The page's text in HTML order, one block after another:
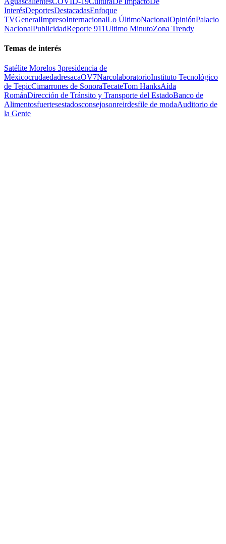
InterésDeportesDestacadasEnfoque
TVGeneralImpresoInternacionalLo ÚltimoNacionalOpiniónPalacio
NacionalPublicidadReporte 911Ultimo MinutoZona Trendy
Temas de interés
Satélite Morelos 3presidencia de
MéxicocrudaedadresacaOV7NarcolaboratorioInstituto Tecnológico
de TepicCimarrones de SonoraTecateTom HanksAída
RománDirección de Tránsito y Transporte del EstadoBanco de
Alimentosfuertesestadosconsejosonreirdesfile de modaAuditorio de
la Gente